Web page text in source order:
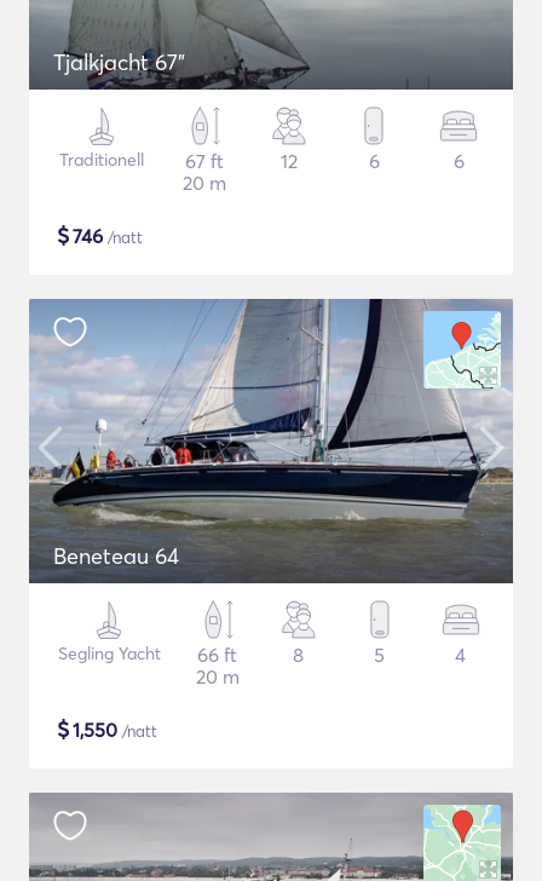
Tjalkjacht 67"
Traditionell
67 ft
20 m
12 6 6
$746 /natt
Beneteau 64
Segling Yacht
66 ft
20 m
8 5 4
$1,550 /natt